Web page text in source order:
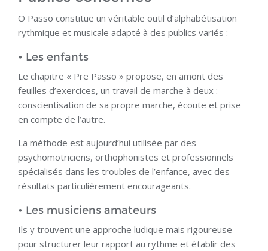
O Passo constitue un véritable outil d’alphabétisation
rythmique et musicale adapté à des publics variés :
• Les enfants
Le chapitre « Pre Passo » propose, en amont des
feuilles d’exercices, un travail de marche à deux :
conscientisation de sa propre marche, écoute et prise
en compte de l’autre.
La méthode est aujourd’hui utilisée par des
psychomotriciens, orthophonistes et professionnels
spécialisés dans les troubles de l’enfance, avec des
résultats particulièrement encourageants.
• Les musiciens amateurs
Ils y trouvent une approche ludique mais rigoureuse
pour structurer leur rapport au rythme et établir des